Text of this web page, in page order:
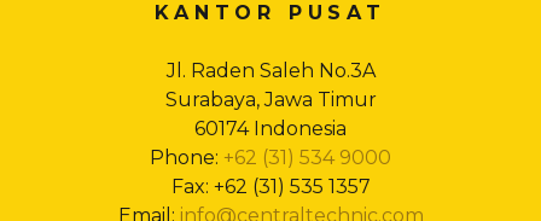
KANTOR PUSAT
Jl. Raden Saleh No.3A
Surabaya, Jawa Timur
60174 Indonesia
Phone: +62 (31) 534 9000
Fax: +62 (31) 535 1357
Email: info@centraltechnic.com